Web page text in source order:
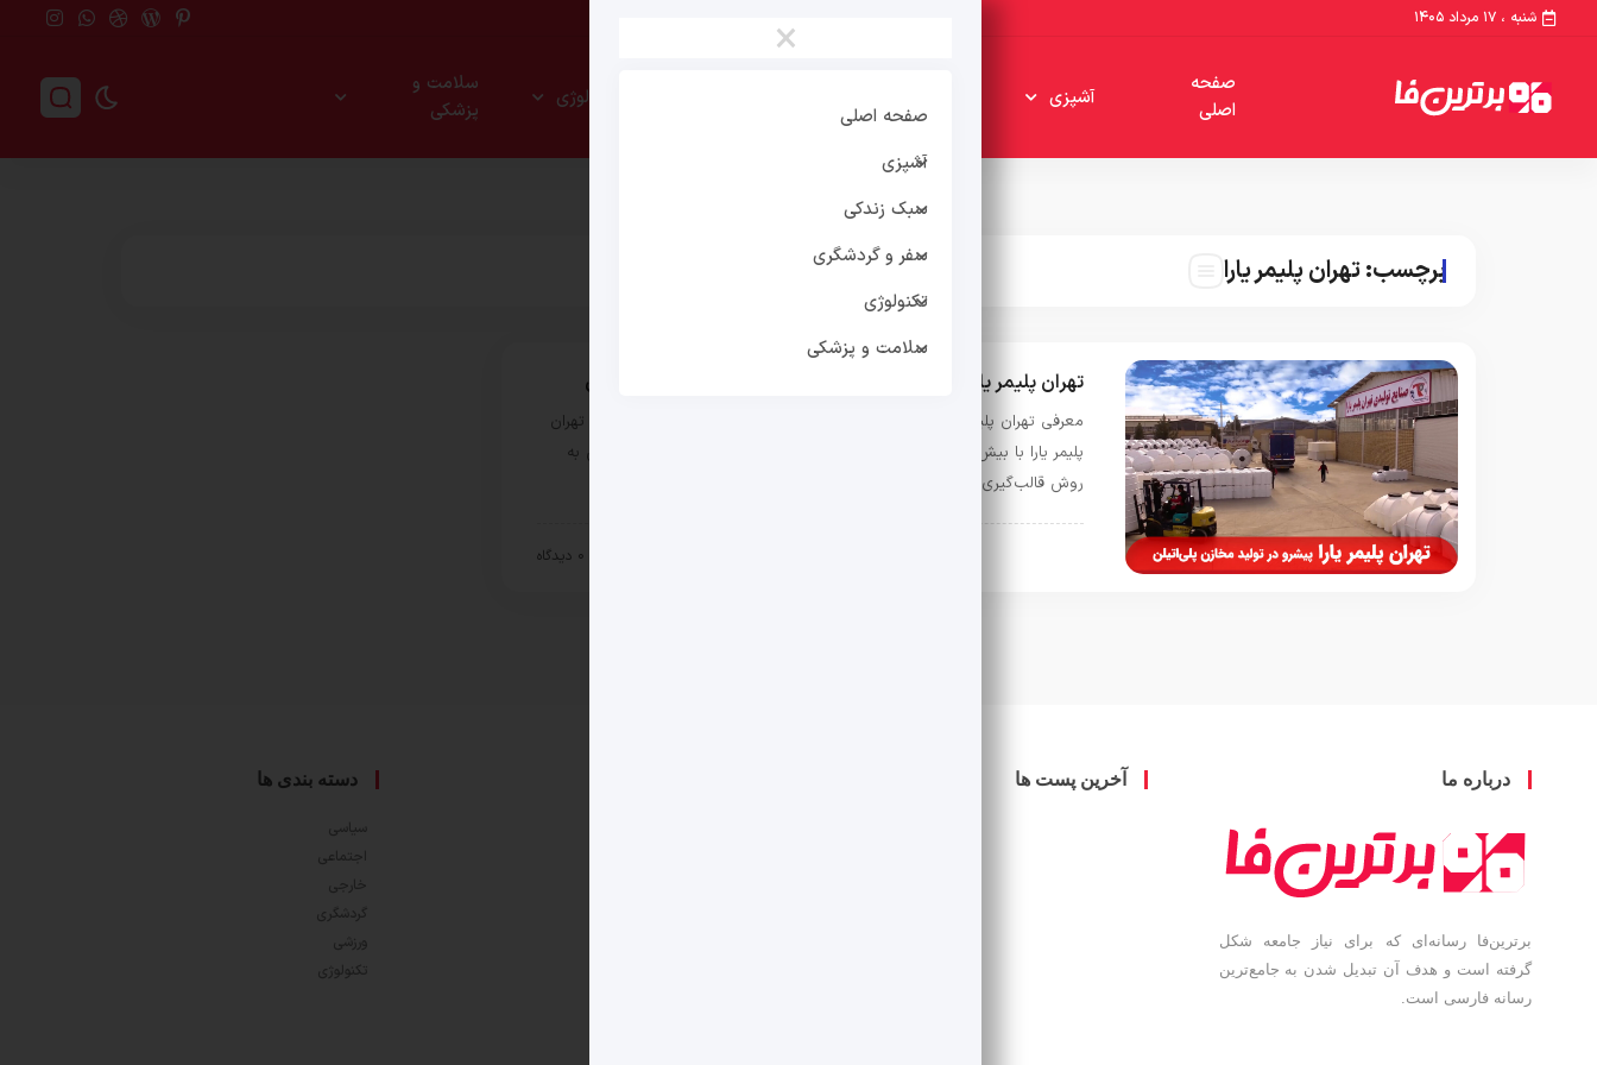
شنبه ، ۱۷ مرداد ۱۴۰۵
صفحه
اصلی
آشپزی تکنولوژی
سلامت و
پزشکی
×
صفحه اصلی
آشپزی
سبک زندکی
سفر و گردشگری
تکنولوژی
سلامت و پزشکی
برچسب:تهران پلیمر یارا
تهران پلیمر یارا؛ پیشگام در صنعت تولید مخازن پلی‌اتیلن در ایران
معرفی تهران پلیمر یارا؛ دو دهه نوآوری و برتری در صنعت پلیمر ایران شرکت تهران
پلیمر یارا با بیش از 20 سال سابقه درخشان در صنعت تولید مخازن پلی‌اتیلن به
روش قالب‌گیری …
0 دیدگاه
درباره ما
برترین‌فا رسانه‌ای که برای نیاز جامعه شکل
گرفته است و هدف آن تبدیل شدن به جامع‌ترین
رسانه فارسی است.
آخرین پست ها دسته بندی ها
سیاسی
اجتماعی
خارجی
گردشگری
ورزشی
تکنولوژی